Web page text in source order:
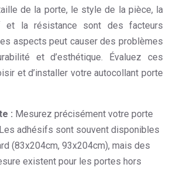
de la porte, le style de la pièce, la
et la résistance sont des facteurs
aspects peut causer des problèmes
et d’esthétique. Évaluez ces
et d’installer votre autocollant porte
: Mesurez précisément votre porte
Les adhésifs sont souvent disponibles
(83x204cm, 93x204cm), mais des
existent pour les portes hors